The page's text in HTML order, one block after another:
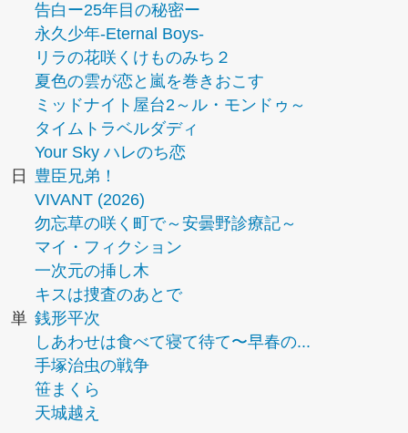
告白ー25年目の秘密ー
永久少年-Eternal Boys-
リラの花咲くけものみち２
夏色の雲が恋と嵐を巻きおこす
ミッドナイト屋台2～ル・モンドゥ～
タイムトラベルダディ
Your Sky ハレのち恋
日
豊臣兄弟！
VIVANT (2026)
勿忘草の咲く町で～安曇野診療記～
マイ・フィクション
一次元の挿し木
キスは捜査のあとで
単 銭形平次
しあわせは食べて寝て待て〜早春の...
手塚治虫の戦争
笹まくら
天城越え